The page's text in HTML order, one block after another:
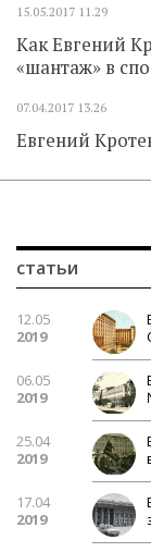
15.05.2017 11.29
Как Евгений
«шантаж» в
07.04.2017 13.26
Евгений
статьи
12.05
2019
06.05
2019
25.04
2019
17.04
2019